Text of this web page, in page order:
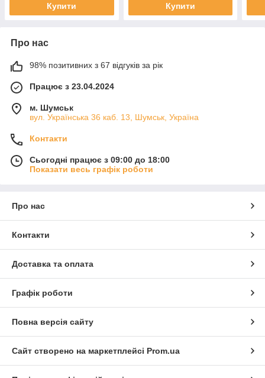
Купити Купити
Про нас
98% позитивних з 67 відгуків за рік
Працює з 23.04.2024
м. Шумськ
вул. Українська 36 каб. 13, Шумськ, Україна
Контакти
Сьогодні працює з 09:00 до 18:00
Показати весь графік роботи
Про нас
Контакти
Доставка та оплата
Графік роботи
Повна версія сайту
Сайт створено на маркетплейсі Prom.ua